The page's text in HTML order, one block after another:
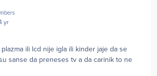
yr
ili lcd nije igla ili kinder jaje da se
sanse da preneses tv a da carinik to ne